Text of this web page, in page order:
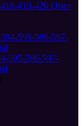
419-420 Qism
595-596-597-